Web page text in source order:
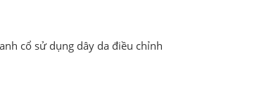
cổ sử dụng dây da điều chỉnh